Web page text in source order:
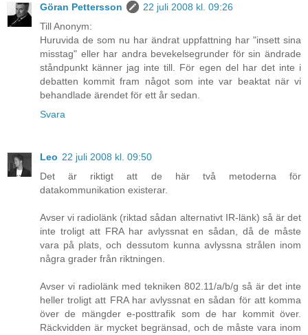
Göran Pettersson
22 juli 2008 kl. 09:26
Till Anonym:
Huruvida de som nu har ändrat uppfattning har "insett sina
misstag" eller har andra bevekelsegrunder för sin ändrade
ståndpunkt känner jag inte till. För egen del har det inte i
debatten kommit fram något som inte var beaktat när vi
behandlade ärendet för ett år sedan.
Svara
Leo 22 juli 2008 kl. 09:50
Det är riktigt att de här två metoderna för
datakommunikation existerar.
Avser vi radiolänk (riktad sådan alternativt IR-länk) så är det
inte troligt att FRA har avlyssnat en sådan, då de måste
vara på plats, och dessutom kunna avlyssna strålen inom
några grader från riktningen.
Avser vi radiolänk med tekniken 802.11/a/b/g så är det inte
heller troligt att FRA har avlyssnat en sådan för att komma
över de mängder e-posttrafik som de har kommit över.
Räckvidden är mycket begränsad, och de måste vara inom